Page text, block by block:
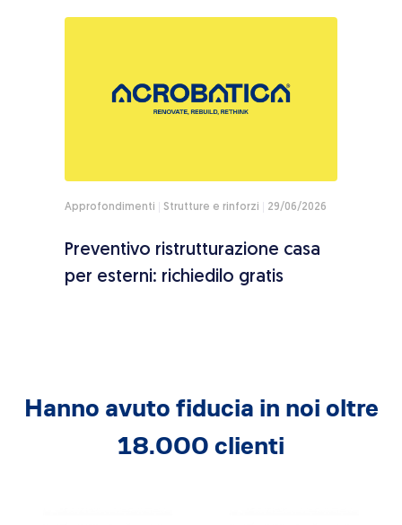
Approfondimenti Strutture e rinforzi 29/06/2026
Preventivo ristrutturazione casa
per esterni: richiedilo gratis
Hanno avuto fiducia in noi oltre
18.000 clienti